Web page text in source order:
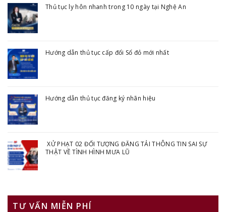
Thủ tục ly hôn nhanh trong 10 ngày tại Nghệ An
Hướng dẫn thủ tục cấp đổi Sổ đỏ mới nhất
Hướng dẫn thủ tục đăng ký nhãn hiệu
XỬ PHẠT 02 ĐỐI TƯỢNG ĐĂNG TẢI THÔNG TIN SAI SỰ
THẬT VỀ TÌNH HÌNH MƯA LŨ
TƯ VẤN MIỄN PHÍ